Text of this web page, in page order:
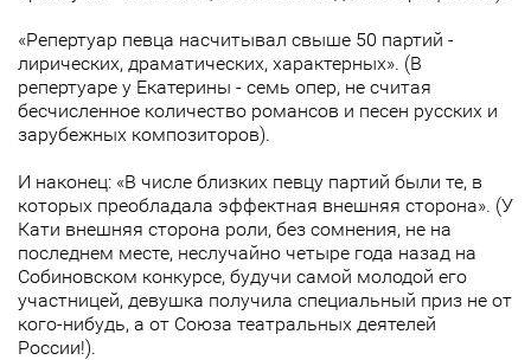
«Репертуар певца насчитывал свыше 50 партий -
лирических, драматических, характерных». (В
репертуаре у Екатерины - семь опер, не считая
бесчисленное количество романсов и песен русских и
зарубежных композиторов).
И наконец: «В числе близких певцу партий были те, в
которых преобладала эффектная внешняя сторона». (У
Кати внешняя сторона роли, без сомнения, не на
последнем месте, неслучайно четыре года назад на
Собиновском конкурсе, будучи самой молодой его
участницей, девушка получила специальный приз не от
кого-нибудь, а от Союза театральных деятелей
России!).